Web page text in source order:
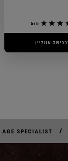
5/5
אונליין
/
AGE SPECIALIST